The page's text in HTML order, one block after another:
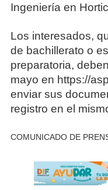
Ingeniería en
Los interesados,
de bachillerato o
preparatoria,
mayo en https://
enviar sus
registro en el
COMUNICADO DE